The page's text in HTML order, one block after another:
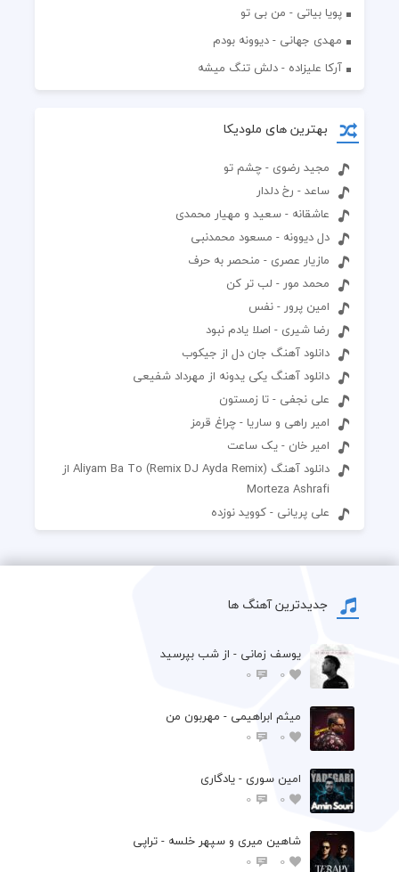
پویا بیاتی - من بی تو
مهدی جهانی - دیوونه بودم
آرکا علیزاده - دلش تنگ میشه
بهترین های ملودیکا
مجید رضوی - چشم تو
ساعد - رخ دلدار
عاشقانه - سعید و مهیار محمدی
دل دیوونه - مسعود محمدنبی
مازیار عصری - منحصر به حرف
محمد مور - لب تر کن
امین پرور - نفس
رضا شیری - اصلا یادم نبود
دانلود آهنگ جان دل از جیکوب
دانلود آهنگ یکی یدونه از مهرداد شفیعی
علی نجفی - تا زمستون
امیر راهی و ساریا - چراغ قرمز
امیر خان - یک ساعت
دانلود آهنگ Aliyam Ba To (Remix DJ Ayda Remix) از
Morteza Ashrafi
علی پریانی - کووید نوزده
جدیدترین آهنگ ها
یوسف زمانی - از شب بپرسید
0
0
میثم ابراهیمی - مهربون من
0
0
امین سوری - یادگاری
0
0
شاهین میری و سپهر خلسه - تراپی
0
0